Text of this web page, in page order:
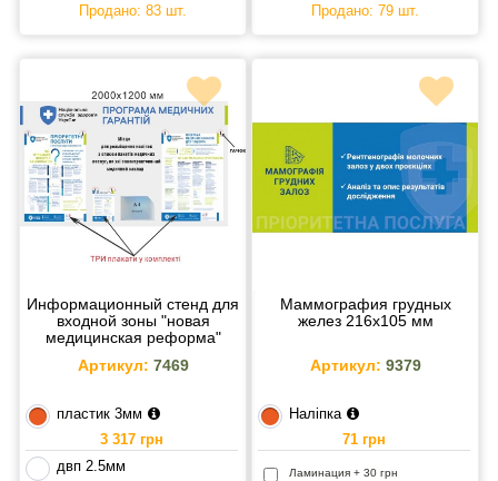
Продано: 83 шт. Продано: 79 шт.
Информационный стенд для
входной зоны "новая
медицинская реформа"
Артикул: 7469
пластик 3мм
3 317 грн
двп 2.5мм
Маммография грудных
желез 216х105 мм
Артикул: 9379
Наліпка
71 грн
Ламинация + 30 грн